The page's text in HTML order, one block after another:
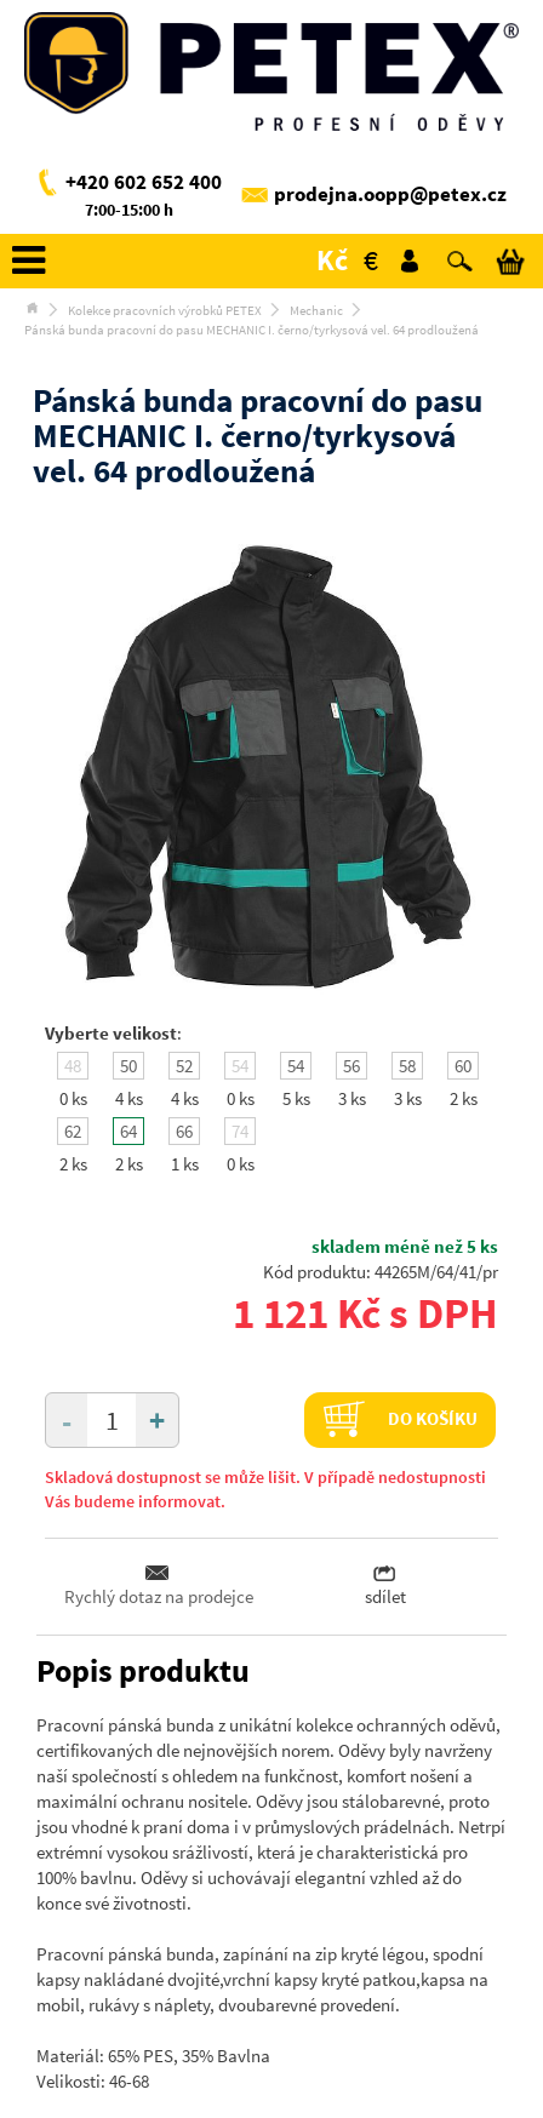
+420 602 652 400
7:00-15:00 h
prodejna.oopp@petex.cz
Kč €
Kolekce pracovních výrobků PETEX
Mechanic
Pánská bunda pracovní do pasu MECHANIC I. černo/tyrkysová vel. 64 prodloužená
Pánská bunda pracovní do pasu
MECHANIC I. černo/tyrkysová
vel. 64 prodloužená
Vyberte velikost:
48
0 ks
50
4 ks
52
4 ks
54
0 ks
54
5 ks
56
3 ks
58
3 ks
60
2 ks
62
2 ks
64
2 ks
66
1 ks
74
0 ks
skladem méně než 5 ks
Kód produktu: 44265M/64/41/pr
1 121 Kč s DPH
+
- DO KOŠÍKU
Skladová dostupnost se může lišit. V případě nedostupnosti
Vás budeme informovat.
Rychlý dotaz na prodejce sdílet
Popis produktu
Pracovní pánská bunda z unikátní kolekce ochranných oděvů,
certifikovaných dle nejnovějších norem. Oděvy byly navrženy
naší společností s ohledem na funkčnost, komfort nošení a
maximální ochranu nositele. Oděvy jsou stálobarevné, proto
jsou vhodné k praní doma i v průmyslových prádelnách. Netrpí
extrémní vysokou srážlivostí, která je charakteristická pro
100% bavlnu. Oděvy si uchovávají elegantní vzhled až do
konce své životnosti.
Pracovní pánská bunda, zapínání na zip kryté légou, spodní
kapsy nakládané dvojité,vrchní kapsy kryté patkou,kapsa na
mobil, rukávy s náplety, dvoubarevné provedení.
Materiál: 65% PES, 35% Bavlna
Velikosti: 46-68